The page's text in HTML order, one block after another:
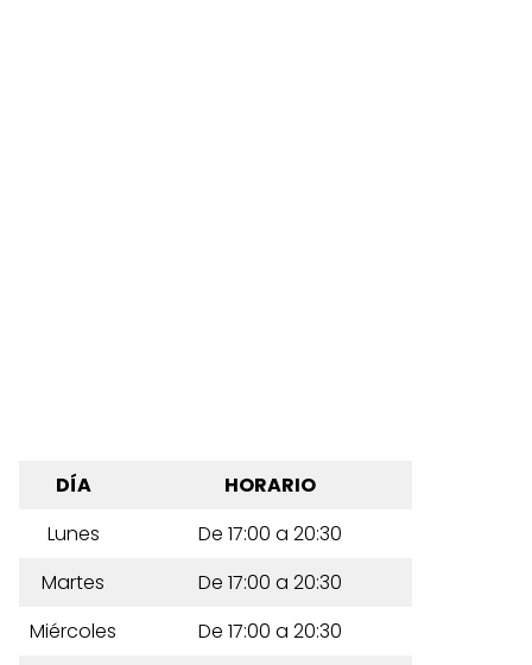
DÍA
HORARIO
Lunes
De 17:00 a 20:30
Martes
De 17:00 a 20:30
Miércoles
De 17:00 a 20:30